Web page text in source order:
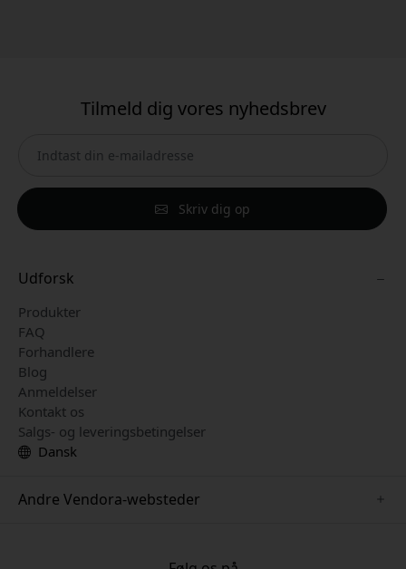
Tilmeld dig vores nyhedsbrev
Skriv dig op
Udforsk
Produkter
FAQ
Forhandlere
Blog
Anmeldelser
Kontakt os
Salgs- og leveringsbetingelser
Dansk
Andre Vendora-websteder